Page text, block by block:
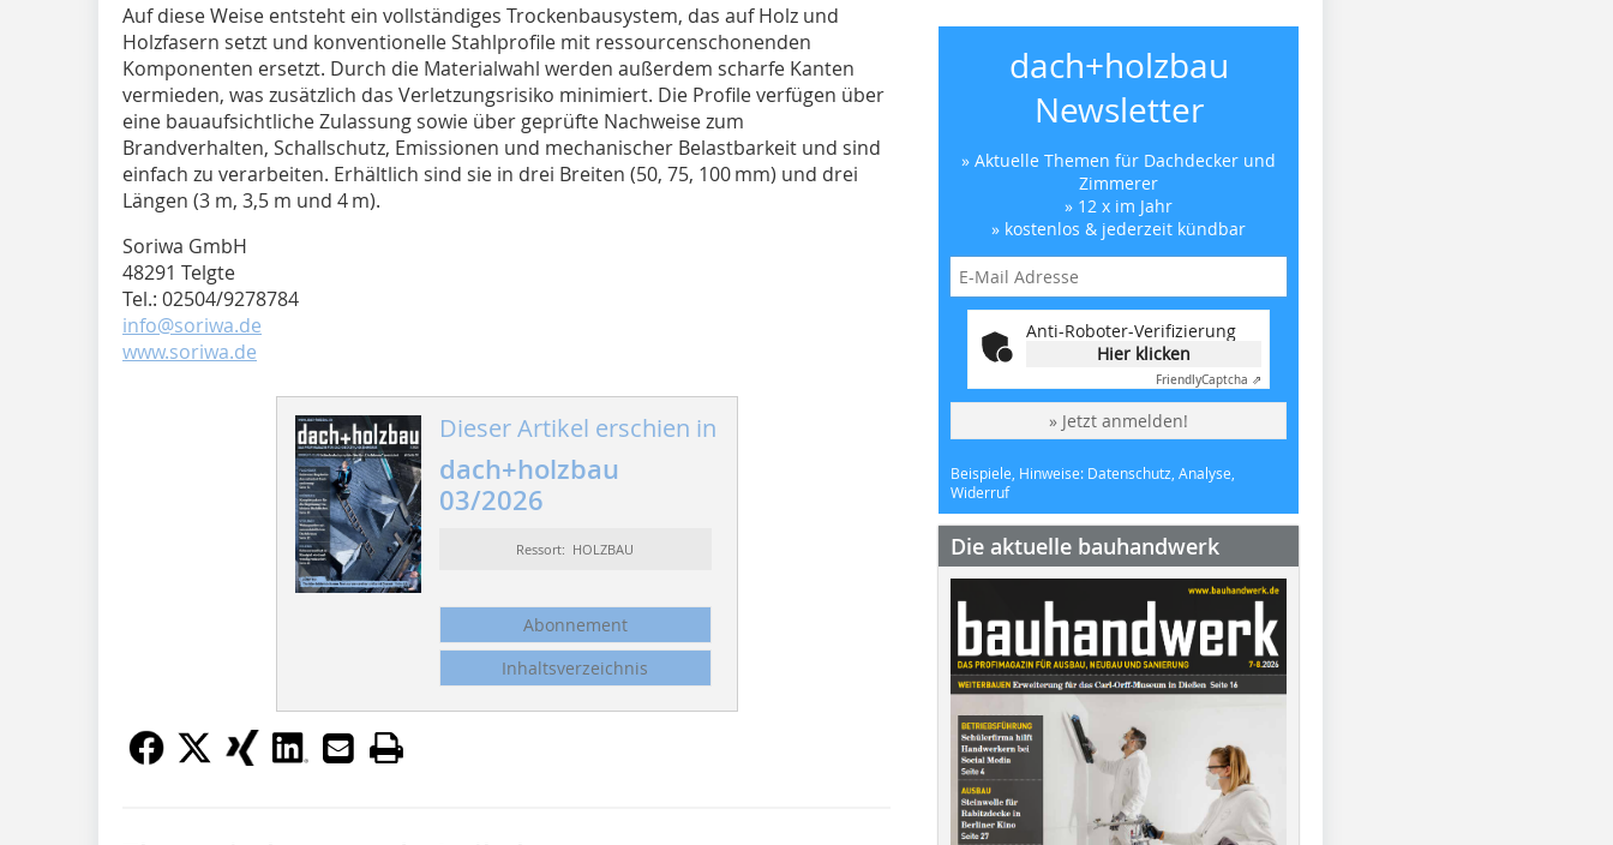
Auf diese Weise entsteht ein vollständiges Trockenbausystem, das auf Holz und
Holzfasern setzt und konventionelle Stahlprofile mit ressourcenschonenden
Komponenten ersetzt. Durch die Materialwahl werden außerdem scharfe Kanten
vermieden, was zusätzlich das Verletzungsrisiko minimiert. Die Profile verfügen über
eine bauaufsichtliche Zulassung sowie über geprüfte Nachweise zum
Brandverhalten, Schallschutz, Emissionen und mechanischer Belastbarkeit und sind
einfach zu verarbeiten. Erhältlich sind sie in drei Breiten (50, 75, 100 mm) und drei
Längen (3 m, 3,5 m und 4 m).
Soriwa GmbH
48291 Telgte
Tel.: 02504/9278784
info@soriwa.de
www.soriwa.de
Dieser Artikel erschien in
dach+holzbau
03/2026
Ressort: HOLZBAU
Abonnement
Inhaltsverzeichnis
dach+holzbau
Newsletter
» Aktuelle Themen für Dachdecker und
Zimmerer
» 12 x im Jahr
» kostenlos & jederzeit kündbar
Anti-Roboter-Verifizierung
Hier klicken
FriendlyCaptcha ⇗
» Jetzt anmelden!
Beispiele, Hinweise: Datenschutz, Analyse,
Widerruf
Die aktuelle bauhandwerk